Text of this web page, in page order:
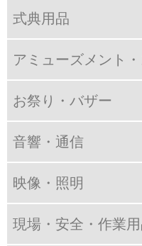
式典用品
アミューズメント
お祭り・バザー
音響・通信
映像・照明
現場・安全・作業